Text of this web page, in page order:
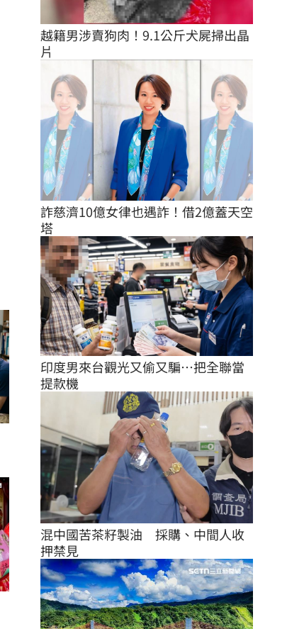
越籍男涉賣狗肉！9.1公斤犬屍掃出晶
片
詐慈濟10億女律也遇詐！借2億蓋天空
塔
印度男來台觀光又偷又騙…把全聯當
提款機
混中國苦茶籽製油　採購、中間人收
押禁見